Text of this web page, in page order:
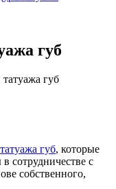
губ
губ
татуажа губ, которые
сотрудничестве с
собственного,